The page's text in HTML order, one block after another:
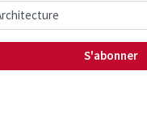
S'abonner